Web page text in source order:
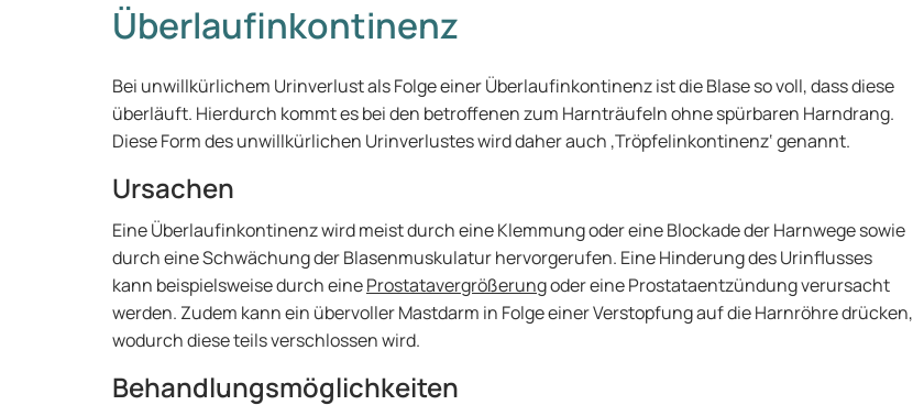
Überlaufinkontinenz
Bei unwillkürlichem Urinverlust als Folge einer Überlaufinkontinenz ist die Blase so voll, dass diese
überläuft. Hierdurch kommt es bei den betroffenen zum Harnträufeln ohne spürbaren Harndrang.
Diese Form des unwillkürlichen Urinverlustes wird daher auch ‚Tröpfelinkontinenz‘ genannt.
Ursachen
Eine Überlaufinkontinenz wird meist durch eine Klemmung oder eine Blockade der Harnwege sowie
durch eine Schwächung der Blasenmuskulatur hervorgerufen. Eine Hinderung des Urinflusses
kann beispielsweise durch eineProstatavergrößerungoder eine Prostataentzündung verursacht
werden. Zudem kann ein übervoller Mastdarm in Folge einer Verstopfung auf die Harnröhre drücken,
wodurch diese teils verschlossen wird.
Behandlungsmöglichkeiten